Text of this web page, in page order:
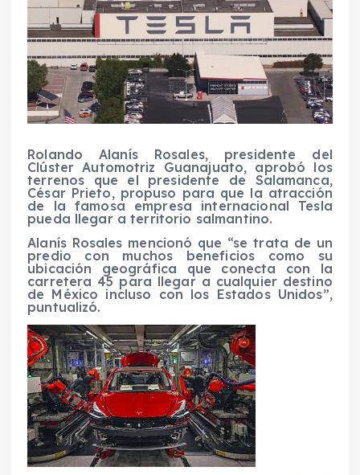
Rolando Alanís Rosales, presidente del
Clúster Automotriz Guanajuato, aprobó los
terrenos que el presidente de Salamanca,
César Prieto, propuso para que la atracción
de la famosa empresa internacional Tesla
pueda llegar a territorio salmantino.
Alanís Rosales mencionó que “se trata de un
predio con muchos beneficios como su
ubicación geográfica que conecta con la
carretera 45 para llegar a cualquier destino
de México incluso con los Estados Unidos”,
puntualizó.